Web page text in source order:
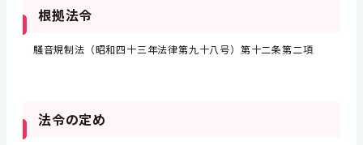
根拠法令
騒音規制法（昭和四十三年法律第九十八号）第十二条第二項
法令の定め